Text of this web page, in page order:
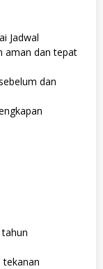
Jadwal
aman dan tepat
dan
tekanan